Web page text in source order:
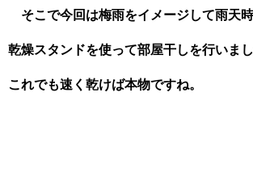
そこで今回は梅雨をイメージして雨天
乾燥スタンドを使って部屋干しを行いまし
これでも速く乾けば本物ですね。